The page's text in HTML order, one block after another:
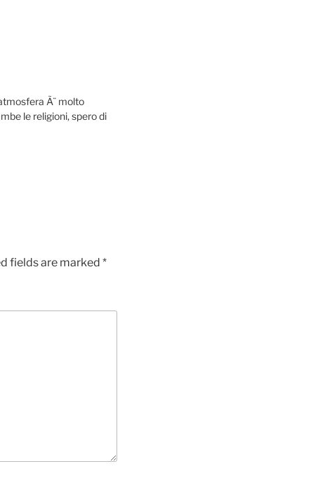
Ã¨ molto
le religioni, spero di
fields are marked *